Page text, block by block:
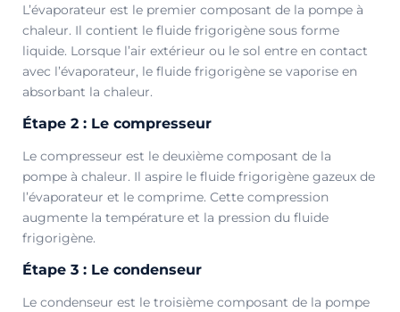
L’évaporateur est le premier composant de la pompe à
chaleur. Il contient le fluide frigorigène sous forme
liquide. Lorsque l’air extérieur ou le sol entre en contact
avec l’évaporateur, le fluide frigorigène se vaporise en
absorbant la chaleur.
Étape 2 : Le compresseur
Le compresseur est le deuxième composant de la
pompe à chaleur. Il aspire le fluide frigorigène gazeux de
l’évaporateur et le comprime. Cette compression
augmente la température et la pression du fluide
frigorigène.
Étape 3 : Le condenseur
Le condenseur est le troisième composant de la pompe